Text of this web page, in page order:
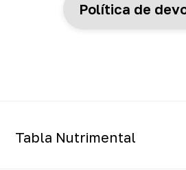
Política de
Tabla Nutrimental